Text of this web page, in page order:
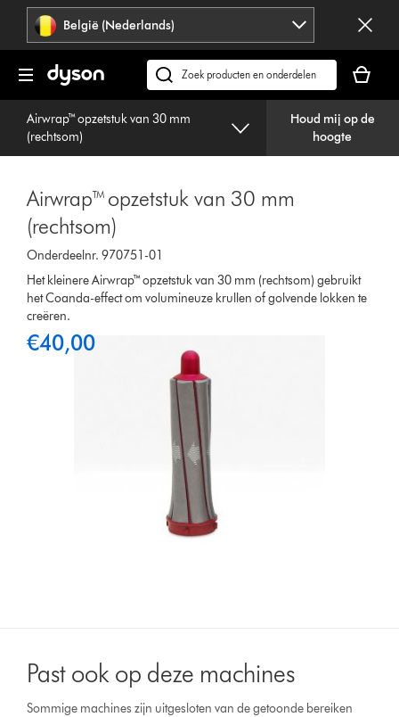
Navigatie
overslaan
België (Nederlands)
Zoek
op
dyson.be
is
leeg
Airwrap™ opzetstuk van 30 mm
(rechtsom)
Houd mij op de
hoogte
Airwrap™ opzetstuk van 30 mm
(rechtsom)
Onderdeelnr. 970751-01
Het kleinere Airwrap™ opzetstuk van 30 mm (rechtsom) gebruikt
het Coanda-effect om volumineuze krullen of golvende lokken te
creëren.
€40,00
Past ook op deze machines
Sommige machines zijn uitgesloten van de getoonde bereiken